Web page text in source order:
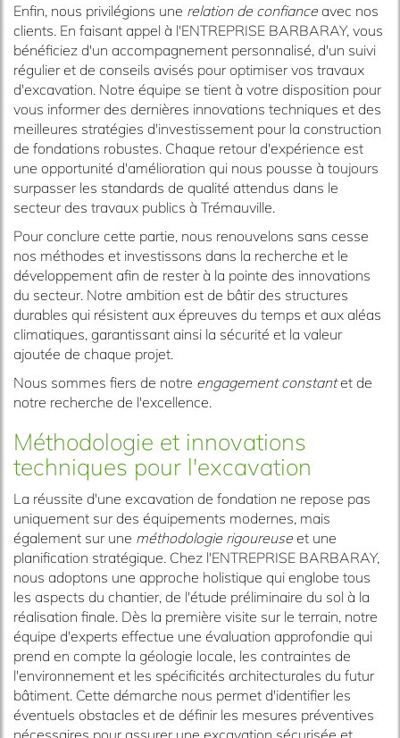
Enfin, nous privilégions une relation de confianceavec nos
clients. En faisant appel à l'ENTREPRISE BARBARAY, vous
bénéficiez d'un accompagnement personnalisé, d'un suivi
régulier et de conseils avisés pour optimiser vos travaux
d'excavation. Notre équipe se tient à votre disposition pour
vous informer des dernières innovations techniques et des
meilleures stratégies d'investissement pour la construction
de fondations robustes. Chaque retour d'expérience est
une opportunité d'amélioration qui nous pousse à toujours
surpasser les standards de qualité attendus dans le
secteur des travaux publics à Trémauville.
Pour conclure cette partie, nous renouvelons sans cesse
nos méthodes et investissons dans la recherche et le
développement afin de rester à la pointe des innovations
du secteur. Notre ambition est de bâtir des structures
durables qui résistent aux épreuves du temps et aux aléas
climatiques, garantissant ainsi la sécurité et la valeur
ajoutée de chaque projet.
Nous sommes fiers de notre engagement constantet de
notre recherche de l'excellence.
Méthodologie et innovations
techniques pour l'excavation
La réussite d'une excavation de fondation ne repose pas
uniquement sur des équipements modernes, mais
également sur une méthodologie rigoureuseet une
planification stratégique. Chez l'ENTREPRISE BARBARAY,
nous adoptons une approche holistique qui englobe tous
les aspects du chantier, de l'étude préliminaire du sol à la
réalisation finale. Dès la première visite sur le terrain, notre
équipe d'experts effectue une évaluation approfondie qui
prend en compte la géologie locale, les contraintes de
l'environnement et les spécificités architecturales du futur
bâtiment. Cette démarche nous permet d'identifier les
éventuels obstacles et de définir les mesures préventives
nécessaires pour assurer une excavation sécurisée et